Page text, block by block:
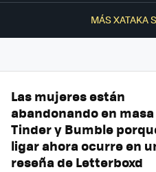
MÁS XATAKA
Las mujeres están
abandonando en masa
Tinder y Bumble
ligar ahora ocurre en
reseña de Letterboxd